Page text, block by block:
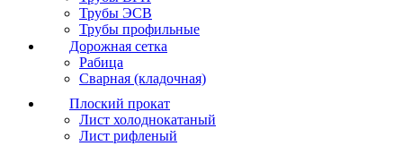
Трубы ЭСВ
Трубы профильные
Дорожная сетка
Рабица
Сварная (кладочная)
Плоский прокат
Лист холоднокатаный
Лист рифленый